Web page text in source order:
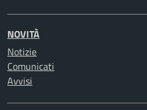
NOVITÀ
Notizie
Comunicati
Avvisi